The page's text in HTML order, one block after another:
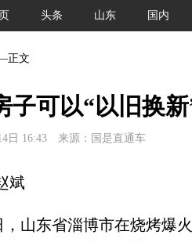
头条 山东 国内
正文
子可以“以旧换
日 16:43 来源：国是直通车
东省淄博市在烧烤爆火“